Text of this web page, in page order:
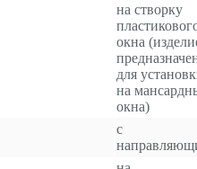
на створку
окна
для
на
окна)
с